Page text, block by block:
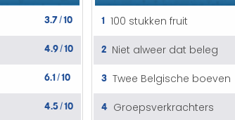
3.7/10
4.9/10
6.1/10
4.5/10
1 100 stukken fruit
2 Niet alweer dat beleg
3 Twee Belgische boeven
4 Groepsverkrachters